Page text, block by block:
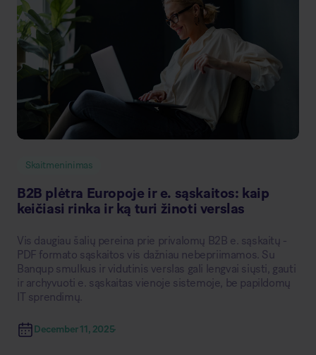
Skaitmeninimas
B2B plėtra Europoje ir e. sąskaitos: kaip
keičiasi rinka ir ką turi žinoti verslas
Vis daugiau šalių pereina prie privalomų B2B e. sąskaitų -
PDF formato sąskaitos vis dažniau nebepriimamos. Su
Banqup smulkus ir vidutinis verslas gali lengvai siųsti, gauti
ir archyvuoti e. sąskaitas vienoje sistemoje, be papildomų
IT sprendimų.
December 11, 2025